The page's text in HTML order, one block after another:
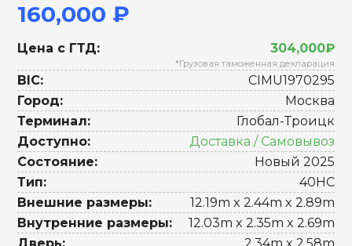
160,000 ₽
Цена с ГТД: 304,000₽
*Грузовая таможенная декларация
BIC:
CIMU1970295
Город:
Москва
Терминал:
Глобал-Троицк
Доступно:
Доставка / Самовывоз
Состояние:
Новый 2025
Тип:
40HC
Внешние размеры:
12.19m x 2.44m x 2.89m
Внутренние размеры:
12.03m x 2.35m x 2.69m